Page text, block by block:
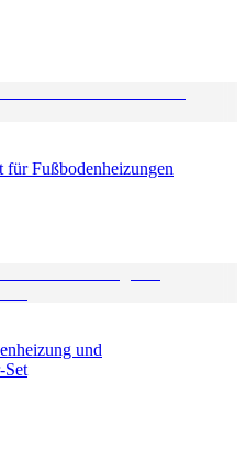
für Fußbodenheizungen
und
Set